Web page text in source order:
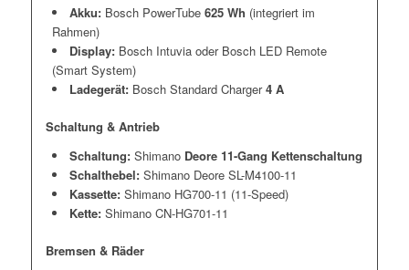
Akku:Bosch PowerTube 625 Wh (integriert im
Rahmen)
Display:Bosch Intuvia oder Bosch LED Remote
(Smart System)
Ladegerät:Bosch Standard Charger4 A
Schaltung & Antrieb
Schaltung:Shimano Deore 11-Gang Kettenschaltung
Schalthebel:Shimano Deore SL-M4100-11
Kassette:Shimano HG700-11 (11-Speed)
Kette:Shimano CN-HG701-11
Bremsen & Räder